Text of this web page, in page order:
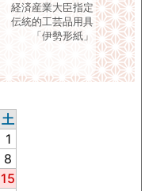
経済産業大臣指定
伝統的工芸品用具
「伊勢形紙」
土
1
8
15